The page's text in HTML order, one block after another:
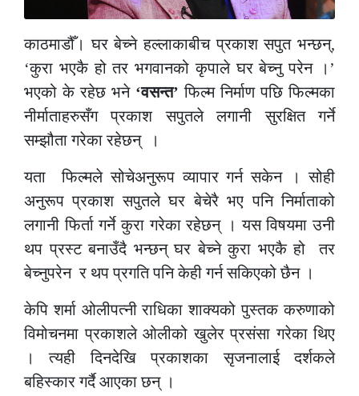
काठमाडौँ। घर बेच्ने हल्लाकाबीच प्रकाश सपुत भन्छन्,
‘कुरा भएकै हो तर भगवानको कृपाले घर बेच्नु परेन ।’
भएको के रहेछ भने ‘वसन्त’फिल्म निर्माण पछि फिल्मका
नीर्माताहरुसँग प्रकाश सपुतले लगानी सुरक्षित गर्ने
सम्झौता गरेका रहेछन् ।
यता फिल्मले सोचेअनुरूप व्यापार गर्न सकेन । सोही
अनुरूप प्रकाश सपुतले घर बेचेरै भए पनि निर्माताको
लगानी फिर्ता गर्ने कुरा गरेका रहेछन् । यस विषयमा उनी
थप प्रस्ट बनाउँदै भन्छन् घर बेच्ने कुरा भएकै हो तर
बेच्नुपरेन र थप प्रगति पनि केही गर्न सकिएको छैन ।
केपि शर्मा ओलीपत्नी राधिका शाक्यको पुस्तक करुणाको
विमोचनमा प्रकाशले ओलीको खुलेर प्रसंसा गरेका थिए
। त्यही दिनदेखि प्रकाशका सृजनालाई दर्शकले
बहिस्कार गर्दै आएका छन् ।